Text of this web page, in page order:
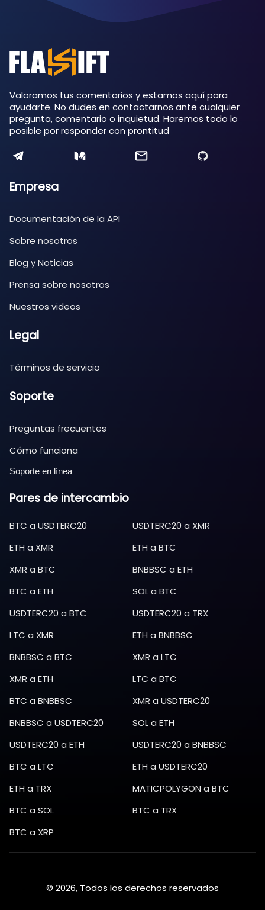
Valoramos tus comentarios y estamos aquí para
ayudarte. No dudes en contactarnos ante cualquier
pregunta, comentario o inquietud. Haremos todo lo
posible por responder con prontitud
Empresa
Documentación de la API
Sobre nosotros
Blog y Noticias
Prensa sobre nosotros
Nuestros videos
Legal
Términos de servicio
Soporte
Preguntas frecuentes
Cómo funciona
Soporte en línea
Pares de intercambio
BTC a USDTERC20 USDTERC20 a XMR
ETH a XMR ETH a BTC
XMR a BTC BNBBSC a ETH
BTC a ETH SOLa BTC
USDTERC20 a BTC USDTERC20 a TRX
LTC a XMR ETH a BNBBSC
BNBBSC a BTC XMR a LTC
XMR a ETH LTC a BTC
BTC a BNBBSC XMR a USDTERC20
BNBBSC a USDTERC20 SOLa ETH
USDTERC20 a ETH USDTERC20 a BNBBSC
BTC a LTC ETH a USDTERC20
ETH a TRX MATICPOLYGON a BTC
BTC a SOL BTC a TRX
BTC a XRP
© 2026, Todos los derechos reservados